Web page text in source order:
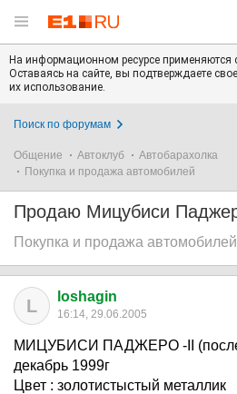
На информационном ресурсе применяются
Оставаясь на сайте, вы подтверждаете свое
их использование.
Поиск по форумам
Общение Автоклуб
Автобарахолка
Покупка и продажа автомобилей
Продаю Мицубиси
Покупка и продажа автомобилей
L loshagin
16:14, 29.06.2005
МИЦУБИСИ ПАДЖЕРО -II
декабрь 1999г
Цвет : золотистыстый металлик